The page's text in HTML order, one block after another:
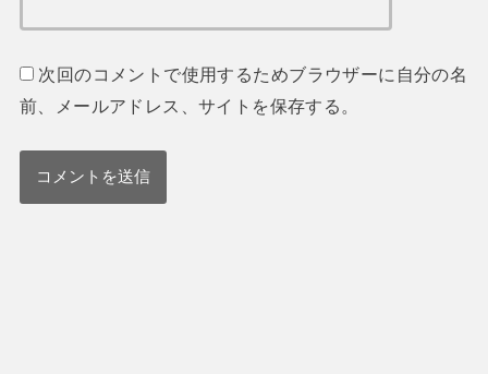
次回のコメントで使用するためブラウザーに自分の名
前、メールアドレス、サイトを保存する。